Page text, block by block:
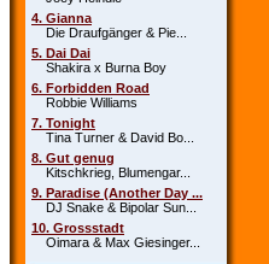
4. Gianna
Die Draufgänger & Pie...
5. Dai Dai
Shakira x Burna Boy
6. Forbidden Road
Robbie Williams
7. Tonight
Tina Turner & David Bo...
8. Gut genug
Kitschkrieg, Blumengar...
9. Paradise (Another Day ...
DJ Snake & Bipolar Sun...
10. Grossstadt
Oimara & Max Giesinger...